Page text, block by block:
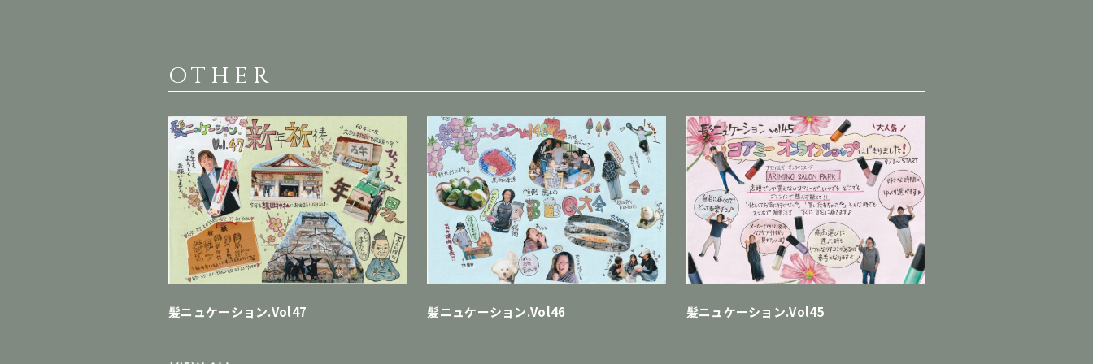
OTHER
髪ニュケーション.Vol47 髪ニュケーション.Vol46 髪ニュケーション.Vol45